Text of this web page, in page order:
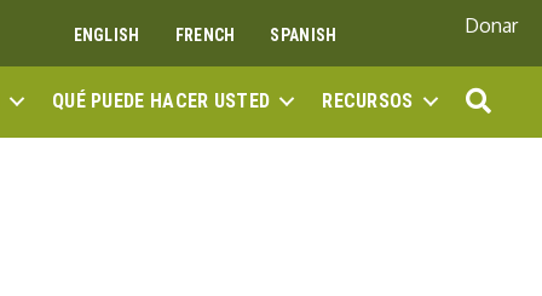
ENGLISH FRENCH SPANISH Donar
QUÉ PUEDE HACER USTED RECURSOS